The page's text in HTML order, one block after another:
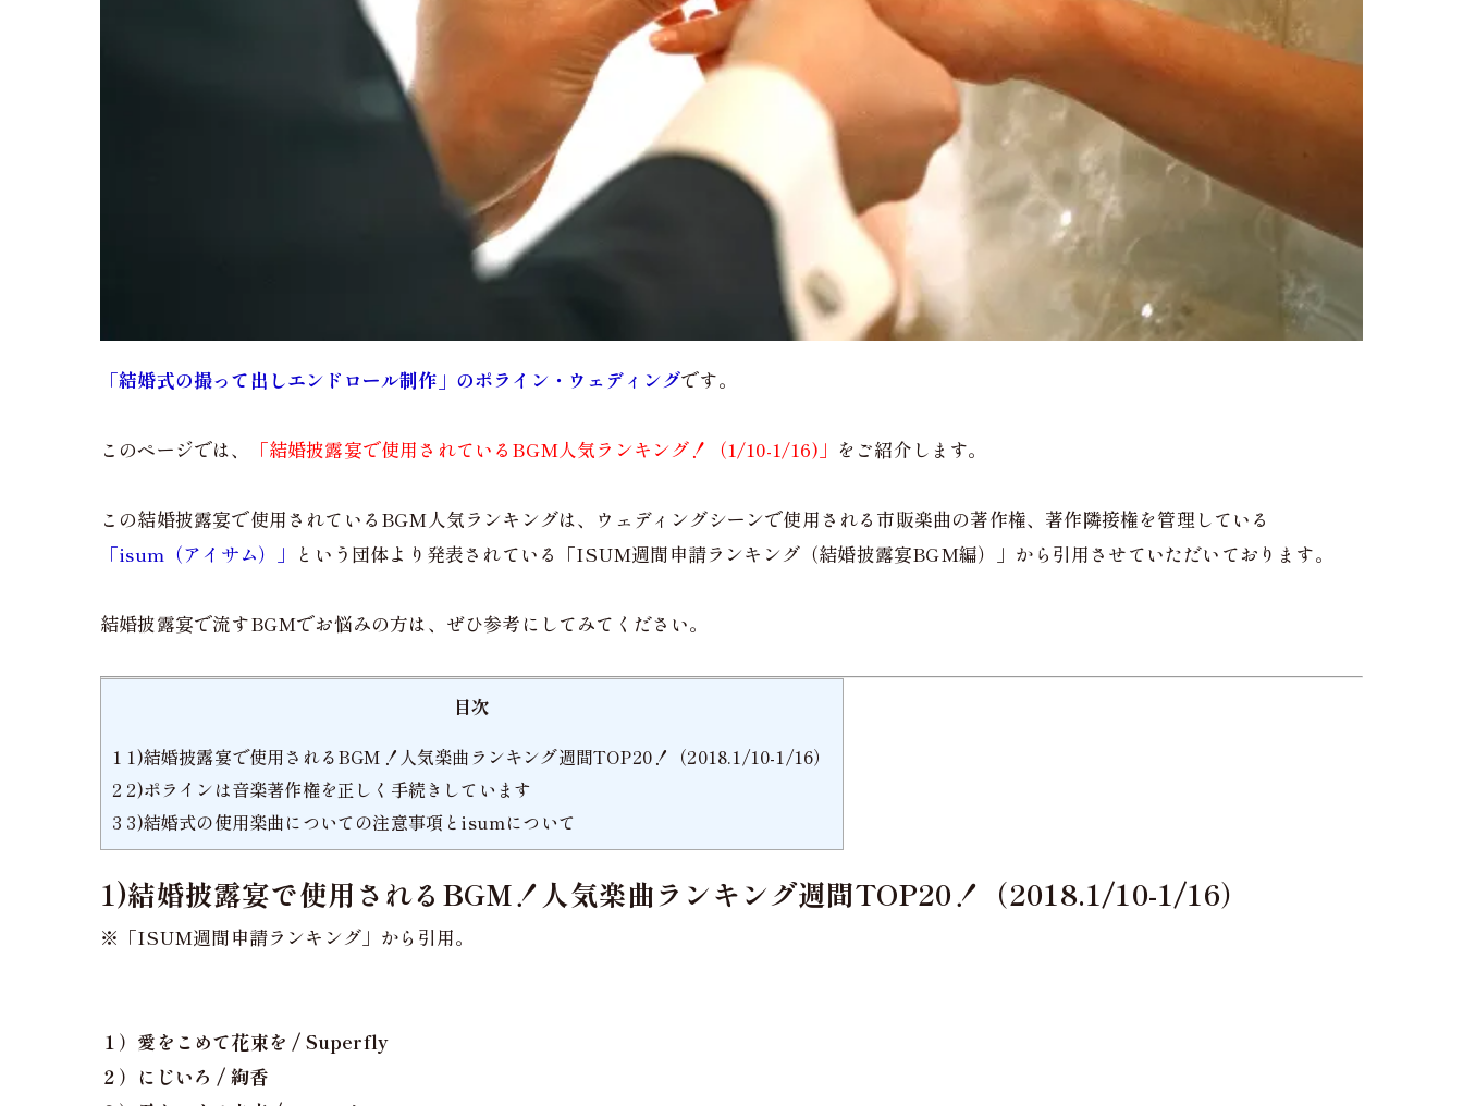
「結婚式の撮って出しエンドロール制作」のポライン・ウェディングです。
このページでは、 「結婚披露宴で使用されているBGM人気ランキング！（1/10-1/16)」 をご紹介します。
この結婚披露宴で使用されているBGM人気ランキングは、ウェディングシーンで使用される市販楽曲の著作権、著作隣接権を管理している
「isum（アイサム）」 という団体より発表されている「ISUM週間申請ランキング（結婚披露宴BGM編）」から引用させていただいております。
結婚披露宴で流すBGMでお悩みの方は、ぜひ参考にしてみてください。
目次
1 1)結婚披露宴で使用されるBGM！人気楽曲ランキング週間TOP20！（2018.1/10-1/16）
2 2)ポラインは音楽著作権を正しく手続きしています
3 3)結婚式の使用楽曲についての注意事項とisumについて
1)結婚披露宴で使用されるBGM！人気楽曲ランキング週間TOP20！（2018.1/10-1/16）
※「ISUM週間申請ランキング」から引用。
１）愛をこめて花束を / Superfly
２）にじいろ / 絢香